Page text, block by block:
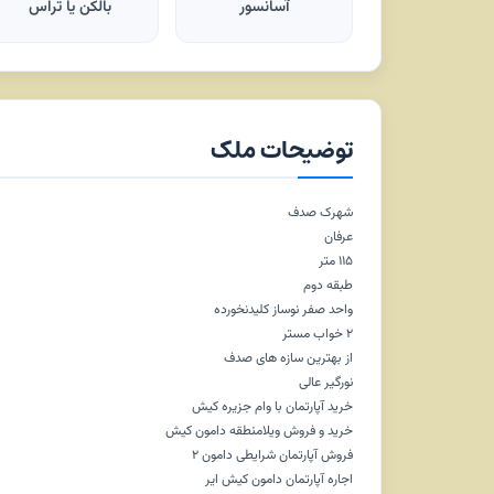
آسانسور بالکن یا تراس
توضیحات ملک
شهرک صدف
عرفان
۱۱۵ متر
طبقه دوم
واحد صفر نوساز کلیدنخورده
۲ خواب مستر
از بهترین سازه های صدف
نورگیر عالی
خرید آپارتمان با وام جزیره کیش
خرید و فروش ویلامنطقه دامون کیش
فروش آپارتمان شرایطی دامون ۲
اجاره آپارتمان دامون کیش ایر